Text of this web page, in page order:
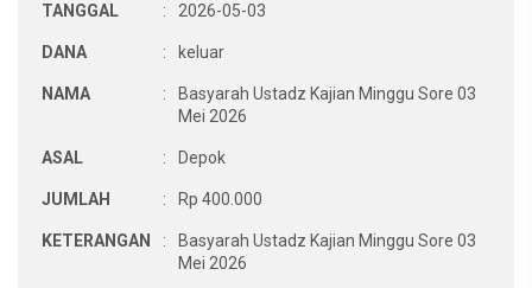
TANGGAL : 2026-05-03
DANA : keluar
NAMA :
Basyarah Ustadz Kajian Minggu Sore 03
Mei 2026
ASAL : Depok
JUMLAH : Rp 400.000
KETERANGAN :
Basyarah Ustadz Kajian Minggu Sore 03
Mei 2026